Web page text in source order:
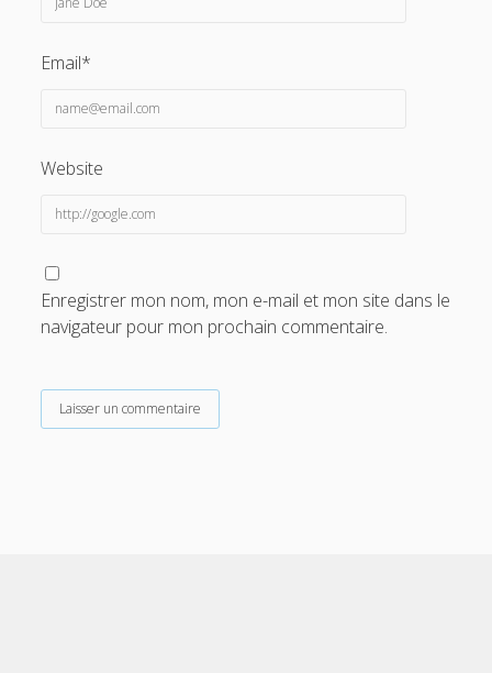
Email*
Website
Enregistrer mon nom, mon e-mail et mon site dans le
navigateur pour mon prochain commentaire.